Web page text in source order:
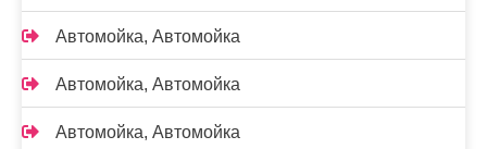
Автомойка, Автомойка
Автомойка, Автомойка
Автомойка, Автомойка